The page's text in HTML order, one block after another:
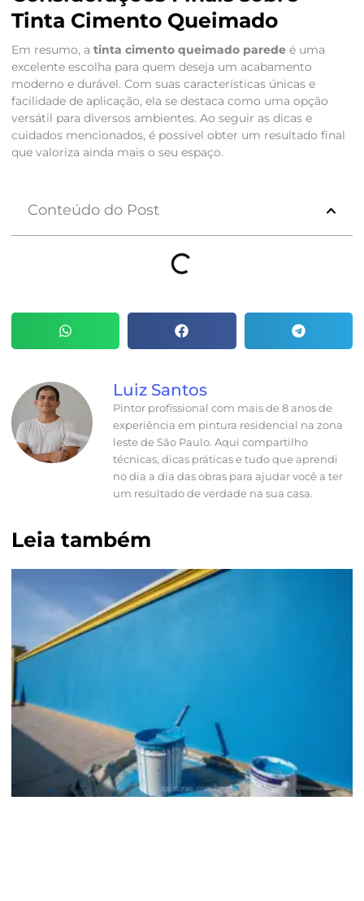
Tinta Cimento Queimado
Em resumo, a tinta cimento queimado paredeé uma
excelente escolha para quem deseja um acabamento
moderno e durável. Com suas características únicas e
facilidade de aplicação, ela se destaca como uma opção
versátil para diversos ambientes. Ao seguir as dicas e
cuidados mencionados, é possível obter um resultado final
que valoriza ainda mais o seu espaço.
Conteúdo do Post
Luiz Santos
Pintor profissional com mais de 8 anos de
experiência em pintura residencial na zona
leste de São Paulo. Aqui compartilho
técnicas, dicas práticas e tudo que aprendi
no dia a dia das obras para ajudar você a ter
um resultado de verdade na sua casa.
Leia também